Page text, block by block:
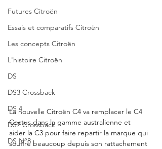
Futures Citroën
Essais et comparatifs Citroën
Les concepts Citroën
L'histoire Citroën
DS
DS3 Crossback
DS 4
DS7 Crossback
DS N°8
La nouvelle Citroën C4 va remplacer le C4
Cactus dans la gamme australienne et
aider la C3 pour faire repartir la marque qui
souffre beaucoup depuis son rattachement